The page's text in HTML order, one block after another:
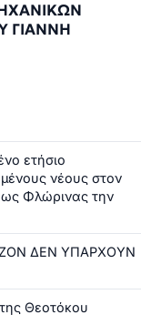
ΓΙΑΝΝΗ
ετήσιο
νέους στον
Φλώρινας την
ΔΕΝ ΥΠΑΡΧΟΥΝ
Θεοτόκου